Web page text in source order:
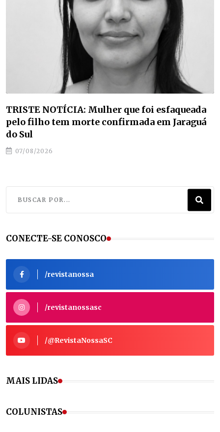
Estudantes de Jaraguá do Sul classificam
etapa nacional da maior competição de
educação profissional do mundo
07/08/2026
CONECTE-SE CONOSCO
/revistanossa
/revistanossasc
/@RevistaNossaSC
MAIS LIDAS
COLUNISTAS